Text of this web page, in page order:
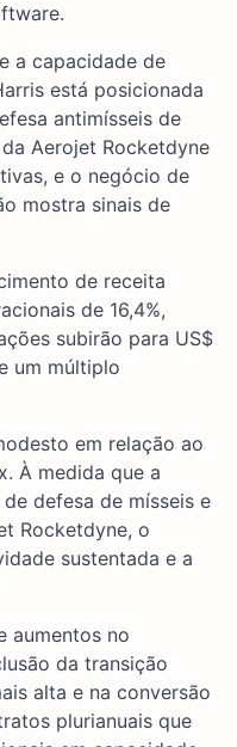
a capacidade de
está posicionada
antimísseis de
Aerojet Rocketdyne
e o negócio de
mostra sinais de
de receita
de 16,4%,
subirão para US$
um múltiplo
em relação ao
À medida que a
defesa de mísseis e
Rocketdyne, o
sustentada e a
aumentos no
da transição
alta e na conversão
plurianuais que